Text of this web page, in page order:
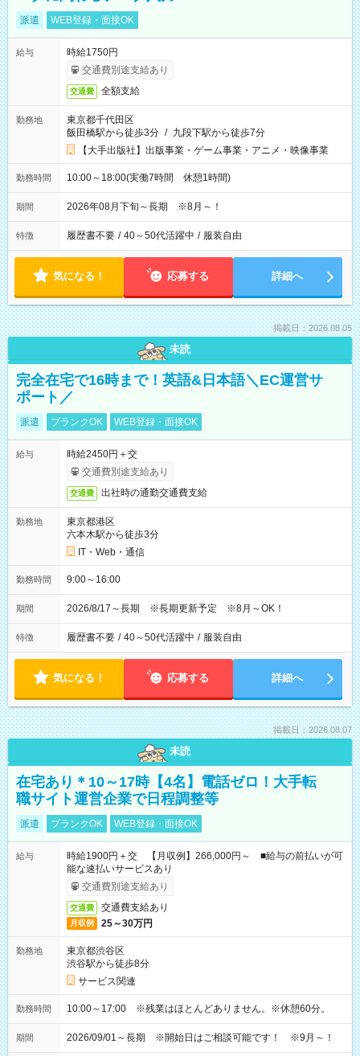
派遣 WEB登録・面接OK
給与
時給1750円
交通費別途支給あり
交通費 全額支給
勤務地
東京都千代田区
飯田橋駅から徒歩3分 / 九段下駅から徒歩7分
【大手出版社】出版事業・ゲーム事業・アニメ・映像事業
勤務時間 10:00～18:00(実働7時間 休憩1時間)
期間 2026年08月下旬～長期 ※8月～！
特徴 履歴書不要 / 40～50代活躍中 / 服装自由
気になる！ 応募する 詳細へ
掲載日：2026.08.05
未読
完全在宅で16時まで！英語&日本語＼EC運営サ
ポート／
派遣 ブランクOK WEB登録・面接OK
給与
時給2450円＋交
交通費別途支給あり
交通費 出社時の通勤交通費支給
勤務地
東京都港区
六本木駅から徒歩3分
IT・Web・通信
勤務時間 9:00～16:00
期間 2026/8/17～長期 ※長期更新予定 ※8月～OK！
特徴 履歴書不要 / 40～50代活躍中 / 服装自由
気になる！ 応募する 詳細へ
掲載日：2026.08.07
未読
在宅あり＊10～17時【4名】電話ゼロ！大手転
職サイト運営企業で日程調整等
派遣 ブランクOK WEB登録・面接OK
給与
時給1900円＋交 【月収例】266,000円～ ■給与の前払いが可
能な速払いサービスあり
交通費別途支給あり
交通費 交通費支給あり
月収例 25～30万円
勤務地
東京都渋谷区
渋谷駅から徒歩8分
サービス関連
勤務時間 10:00～17:00 ※残業はほとんどありません。※休憩60分。
期間 2026/09/01～長期 ※開始日はご相談可能です！ ※9月～！